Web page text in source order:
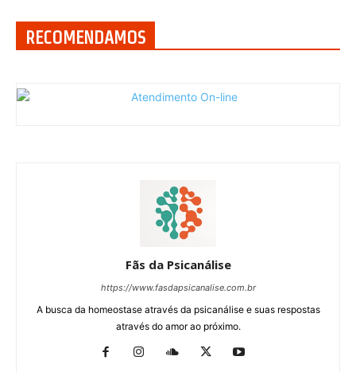
RECOMENDAMOS
Fãs da Psicanálise
https://www.fasdapsicanalise.com.br
A busca da homeostase através da psicanálise e suas respostas
através do amor ao próximo.